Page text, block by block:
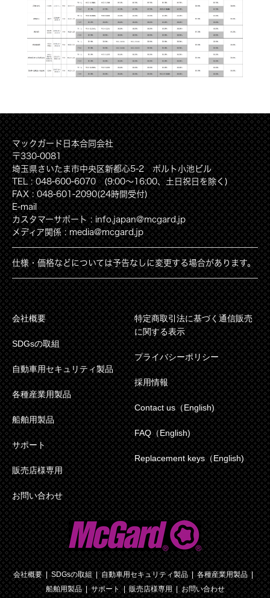
マックガード日本合同会社
〒330-0081
埼玉県さいたま市中央区新都心5-2 ポルト小池ビル
TEL : 048-600-6070 (9:00〜16:00、土日祝日を除く)
FAX : 048-601-2090(24時間受付)
E-mail
カスタマーサポート : info.japan@mcgard.jp
メディア関係 : media@mcgard.jp
仕様・価格などについては予告なしに変更する場合があります。
会社概要
SDGsの取組
自動車用セキュリティ製品
各種産業用製品
船舶用製品
サポート
販売店様専用
お問い合わせ
特定商取引法に基づく通信販売
に関する表示
プライバシーポリシー
採用情報
Contact us（English)
FAQ（English)
Replacement keys（English)
会社概要 SDGsの取組 自動車用セキュリティ製品
各種産業用製品
船舶用製品
サポート 販売店様専用 お問い合わせ